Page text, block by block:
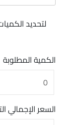
لتحديد
الكمية المطلوبة
السعر الإجمالي